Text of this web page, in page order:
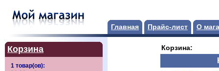
Главная Прайс-лист О
Корзина Корзина: